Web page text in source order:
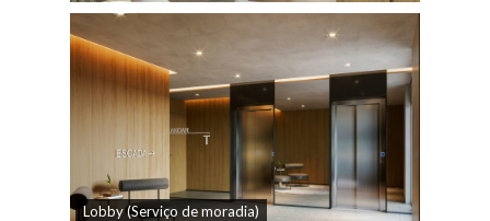
Lobby (Serviço de moradia)